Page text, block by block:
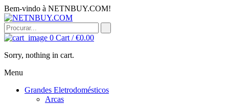
Bem-vindo à NETNBUY.COM!
0 Cart /€0.00
Sorry, nothing in cart.
Menu
Grandes Eletrodomésticos
Arcas